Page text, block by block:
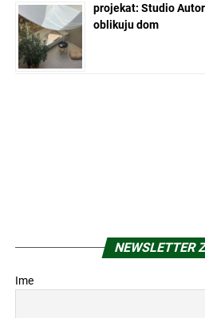
projekat: Studio
oblikuju dom
NEWSLETTER
Ime